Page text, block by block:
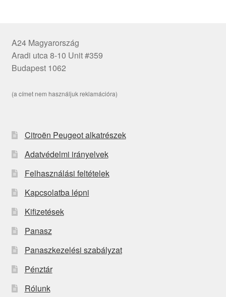
A24 Magyarország
Aradi utca 8-10 Unit #359
Budapest 1062
(a címet nem használjuk reklamációra)
Citroën Peugeot alkatrészek
Adatvédelmi irányelvek
Felhasználási feltételek
Kapcsolatba lépni
Kifizetések
Panasz
Panaszkezelési szabályzat
Pénztár
Rólunk